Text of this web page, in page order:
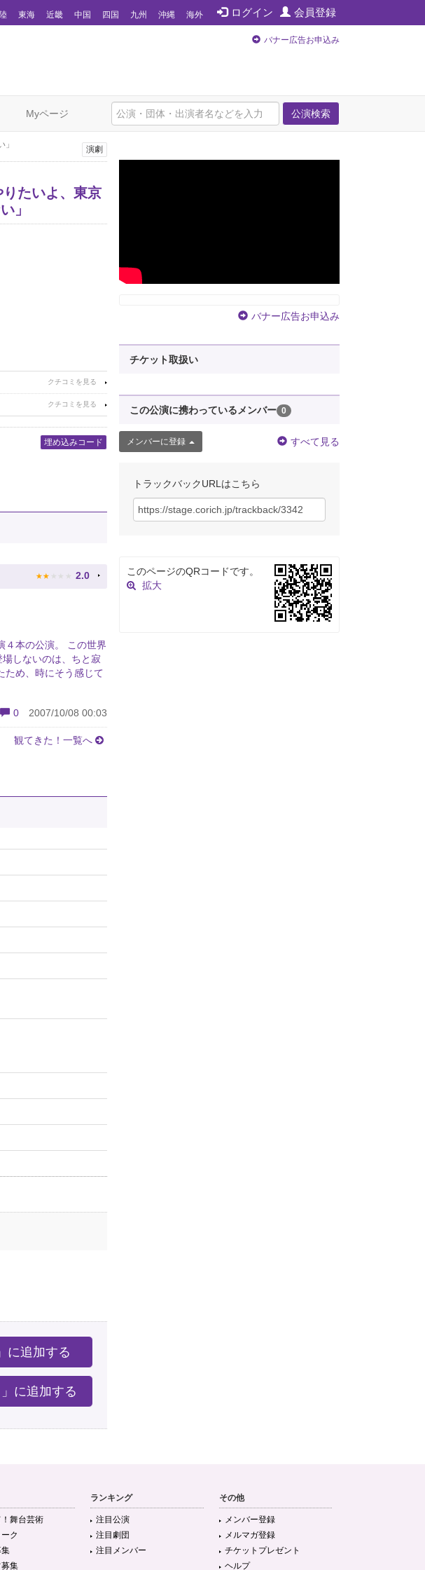
ログイン 会員登録
東海 近畿 中国 四国 九州 沖縄 海外
バナー広告お申込み
公演検索
Myページ
演劇
たいよ、東京
」
埋め込みコード
★ ★ ★ ★ ★ 2.0
４本の公演。 この世界
しないのは、ちと寂
ため、時にそう感じて
0 2007/10/08 00:03
観てきた！一覧へ
に追加する
」に追加する
バナー広告お申込み
チケット取扱い
この公演に携わっているメンバー 0
メンバーに登録 すべて見る
トラックバックURLはこちら
このページのQRコードです。
拡大
舞台芸術
ク
集
ランキング
注目公演
注目劇団
注目メンバー
その他
メンバー登録
メルマガ登録
チケットプレゼント
ヘルプ